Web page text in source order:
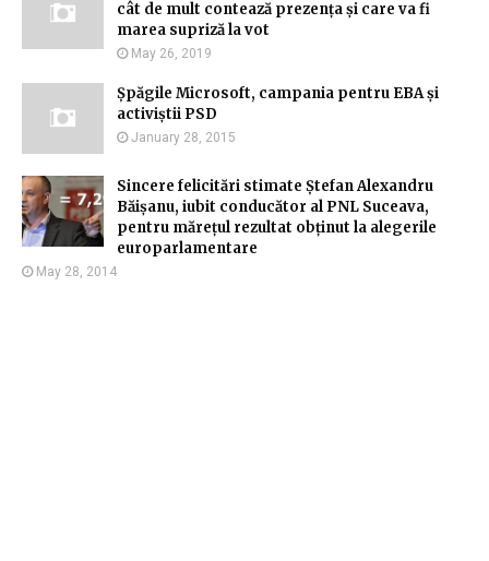
cât de mult contează prezența și care va fi
marea supriză la vot
May 26, 2019
Șpăgile Microsoft, campania pentru EBA și
activiștii PSD
January 28, 2015
Sincere felicitări stimate Ștefan Alexandru
Băișanu, iubit conducător al PNL Suceava,
pentru mărețul rezultat obținut la alegerile
europarlamentare
May 28, 2014